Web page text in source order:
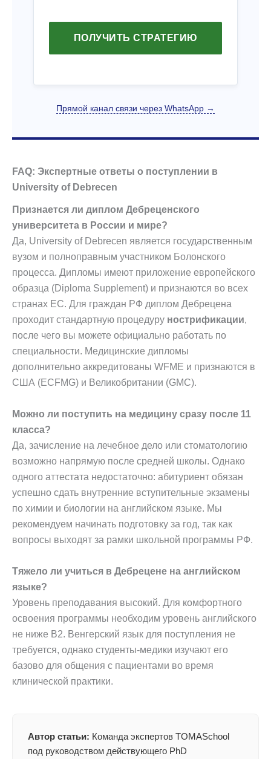
ПОЛУЧИТЬ СТРАТЕГИЮ
Прямой канал связи через WhatsApp →
FAQ: Экспертные ответы о поступлении в
University of Debrecen
Признается ли диплом Дебреценского
университета в России и мире?
Да, University of Debrecen является государственным
вузом и полноправным участником Болонского
процесса. Дипломы имеют приложение европейского
образца (Diploma Supplement) и признаются во всех
странах ЕС. Для граждан РФ диплом Дебрецена
проходит стандартную процедуру нострификации,
после чего вы можете официально работать по
специальности. Медицинские дипломы
дополнительно аккредитованы WFME и признаются в
США (ECFMG) и Великобритании (GMC).
Можно ли поступить на медицину сразу после 11
класса?
Да, зачисление на лечебное дело или стоматологию
возможно напрямую после средней школы. Однако
одного аттестата недостаточно: абитуриент обязан
успешно сдать внутренние вступительные экзамены
по химии и биологии на английском языке. Мы
рекомендуем начинать подготовку за год, так как
вопросы выходят за рамки школьной программы РФ.
Тяжело ли учиться в Дебрецене на английском
языке?
Уровень преподавания высокий. Для комфортного
освоения программы необходим уровень английского
не ниже B2. Венгерский язык для поступления не
требуется, однако студенты-медики изучают его
базово для общения с пациентами во время
клинической практики.
Автор статьи: Команда экспертов TOMASchool
под руководством действующего PhD